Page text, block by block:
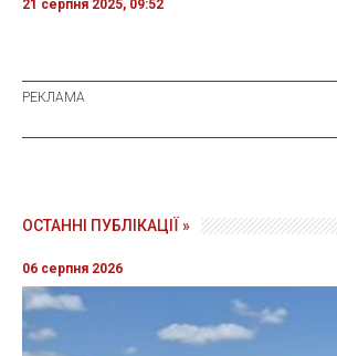
21 серпня 2025, 09:52
ОСТАННІ ПУБЛІКАЦІЇ »
06 серпня 2026